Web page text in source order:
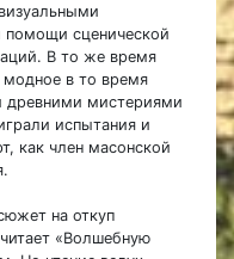
сценической
В то же время
модное в то время
древними мистериями
испытания и
как член масонской
на откуп
«Волшебную